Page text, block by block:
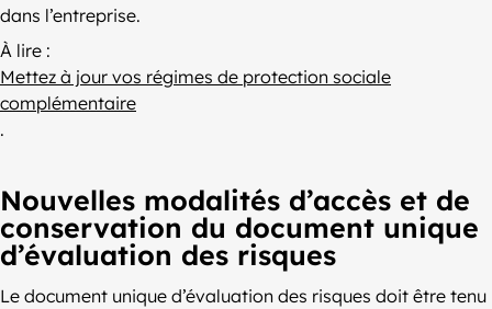
dans l’entreprise.
À lire :
Mettez à jour vos régimes de protection sociale
complémentaire
.
Nouvelles modalités d’accès et de
conservation du document unique
d’évaluation des risques
Le document unique d’évaluation des risques doit être tenu